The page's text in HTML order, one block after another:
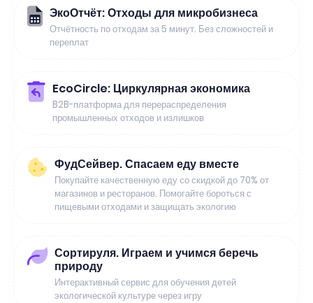
ЭкоОтчёт: Отходы для микробизнеса
Отчётность по отходам за 5 минут. Без сложностей и
переплат
EcoCircle: Циркулярная экономика
B2B-платформа для перераспределения
промышленных отходов и излишков
ФудСейвер. Спасаем еду вместе
Покупайте качественную еду со скидкой до 70% от
магазинов и ресторанов. Помогайте бороться с
пищевыми отходами и защищать экологию
Сортируля. Играем и учимся беречь
природу
Интерактивный сервис для обучения детей
экологической культуре через игру